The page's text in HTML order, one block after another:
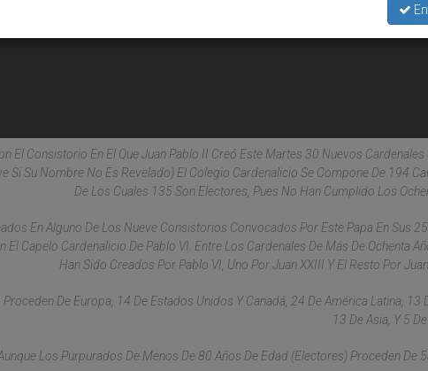
electores
El Consistorio En El Que Juan Pablo II Creó Este Martes 30 Nuevos
Si Su Nombre No Es Revelado) El Colegio Cardenalicio Se Compone De 194
De Los Cuales 135 Son Electores, Pues No Han Cumplido Los
En Alguno De Los Nueve Consistorios Convocados Por Este Papa En Sus
Capelo Cardenalicio De Pablo VI. Entre Los Cardenales De Más De Ochenta
Han Sido Creados Por Pablo VI, Uno Por Juan XXIII Y El Resto Por
De Europa, 14 De Estados Unidos Y Canadá, 24 De América Latina, 13
13 De Asia, Y 5
Los Purpurados De Menos De 80 Años De Edad (electores) Proceden De